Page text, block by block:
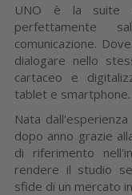
UNO è la suite
perfettamente
comunicazione.
dialogare nello
cartaceo e
tablet e smartphone.
Nata
dopo anno grazie
di riferimento
rendere il studio
sfide di un mercato